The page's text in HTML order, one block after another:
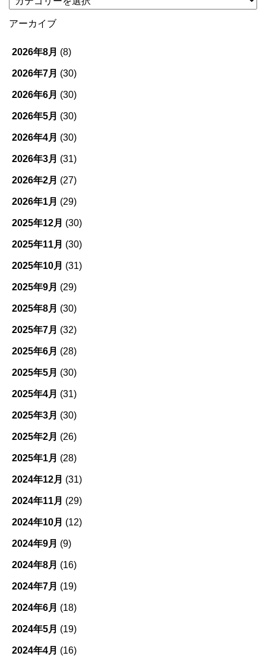
テ
ゴ
ー
アーカイブ
2026年8月 (8)
2026年7月 (30)
2026年6月 (30)
2026年5月 (30)
2026年4月 (30)
2026年3月 (31)
2026年2月 (27)
2026年1月 (29)
2025年12月 (30)
2025年11月 (30)
2025年10月 (31)
2025年9月 (29)
2025年8月 (30)
2025年7月 (32)
2025年6月 (28)
2025年5月 (30)
2025年4月 (31)
2025年3月 (30)
2025年2月 (26)
2025年1月 (28)
2024年12月 (31)
2024年11月 (29)
2024年10月 (12)
2024年9月 (9)
2024年8月 (16)
2024年7月 (19)
2024年6月 (18)
2024年5月 (19)
2024年4月 (16)